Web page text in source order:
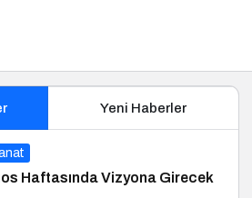
Yeni Haberler
Haftasında Vizyona Girecek